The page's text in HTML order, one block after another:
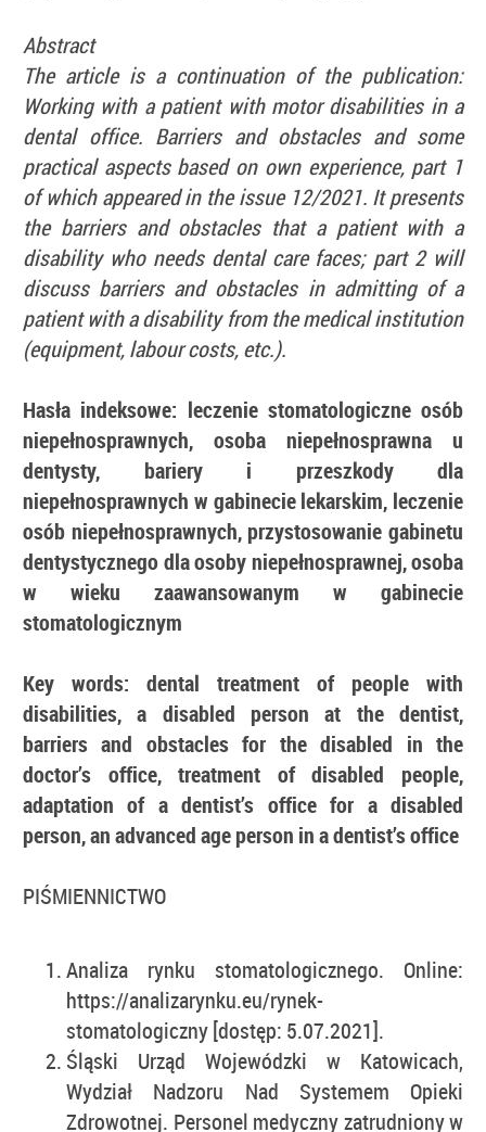
Abstract
The article is a continuation of the publication:
Working with a patient with motor disabilities in a
dental office. Barriers and obstacles and some
practical aspects based on own experience, part 1
of which appeared in the issue 12/2021. It presents
the barriers and obstacles that a patient with a
disability who needs dental care faces; part 2 will
discuss barriers and obstacles in admitting of a
patient with a disability from the medical institution
(equipment, labour costs, etc.).
Hasła indeksowe: leczenie stomatologiczne osób
niepełnosprawnych, osoba niepełnosprawna u
dentysty, bariery i przeszkody dla
niepełnosprawnych w gabinecie lekarskim, leczenie
osób niepełnosprawnych, przystosowanie gabinetu
dentystycznego dla osoby niepełnosprawnej, osoba
w wieku zaawansowanym w gabinecie
stomatologicznym
Key words: dental treatment of people with
disabilities, a disabled person at the dentist,
barriers and obstacles for the disabled in the
doctor’s office, treatment of disabled people,
adaptation of a dentist’s office for a disabled
person,an advanced age person in a dentist’s office
PIŚMIENNICTWO
Analiza rynku stomatologicznego. Online:
https://analizarynku.eu/rynek-
stomatologiczny [dostęp: 5.07.2021].
Śląski Urząd Wojewódzki w Katowicach,
Wydział Nadzoru Nad Systemem Opieki
Zdrowotnej. Personel medyczny zatrudniony w